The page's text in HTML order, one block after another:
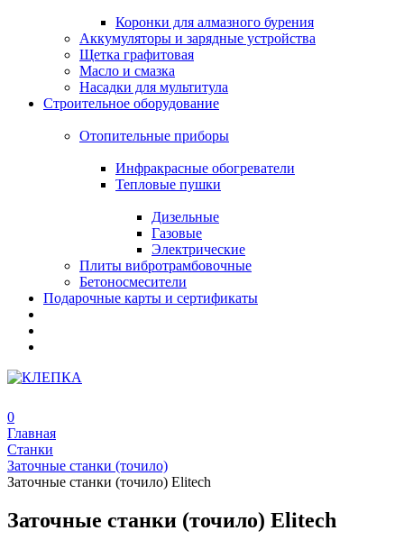
Коронки для алмазного бурения
Аккумуляторы и зарядные устройства
Щетка графитовая
Масло и смазка
Насадки для мультитула
Строительное оборудование
Отопительные приборы
Инфракрасные обогреватели
Тепловые пушки
Дизельные
Газовые
Электрические
Плиты вибротрамбовочные
Бетоносмесители
Подарочные карты и сертификаты
0
Главная
Станки
Заточные станки (точило)
Заточные станки (точило) Elitech
Заточные станки (точило) Elitech